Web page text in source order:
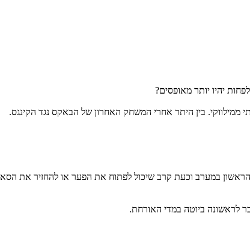
הראשון במערב וכעת קרב שיכול לפתוח את הפער או להחזיר את